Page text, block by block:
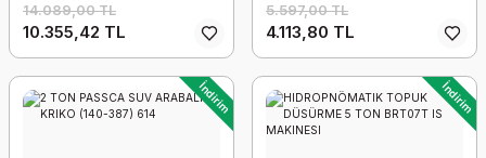
14.089,00 TL
10.355,42 TL
5.597,00 TL
4.113,80 TL
İndirim İndirim